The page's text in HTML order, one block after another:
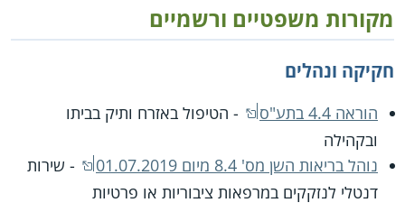
מקורות משפטיים ורשמיים
חקיקה ונהלים
הוראה 4.4 בתע"ס
- הטיפול באזרח ותיק בביתו
ובקהילה
נוהל בריאות השן מס' 8.4 מיום 01.07.2019
- שירות
דנטלי לנזקקים במרפאות ציבוריות או פרטיות